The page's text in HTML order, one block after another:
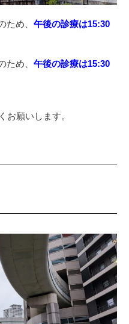
ため、 午後の診療は15:30
ため、 午後の診療は15:30
お願いします。